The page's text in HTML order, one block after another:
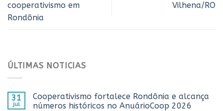
cooperativismo em
Rondônia
Vilhena/RO
ÚLTIMAS NOTICIAS
31
jul
Cooperativismo fortalece Rondônia e alcança
números históricos no AnuárioCoop 2026